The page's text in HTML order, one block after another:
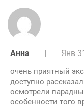
Анна | Янв
очень приятный
доступно
осмотрели
особенности того